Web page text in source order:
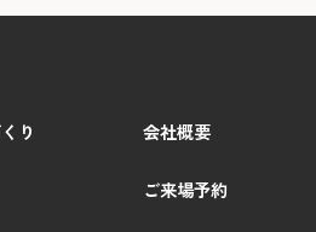
り 会社概要
ご来場予約